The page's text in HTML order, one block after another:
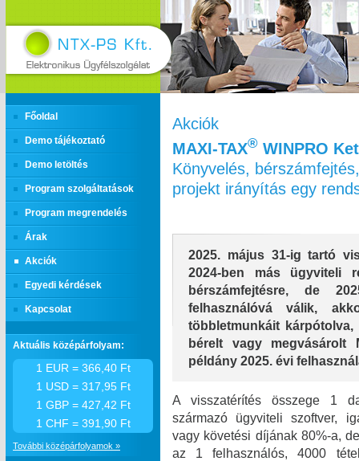
Főoldal
Demo tájékoztató
Demo letöltés
Program szolgáltatások
Program megrendelés
Árak
Akciók
Egyedi kérdések
Kapcsolat
Akciók
MAXI‑TAX® WINPRO
Könyvelés,
projekt irányítás egy
2025. május 31-ig tartó
2024-ben más ügyviteli
bérszámfejtésre, de
felhasználóvá válik,
többletmunkáit
bérelt vagy megvásárolt
példány 2025. évi
A visszatérítés összege 1
származó ügyviteli szoftver,
vagy követési díjának 80%-a,
az 1 felhasználós, 4000
Aktuális középárfolyam:
1 EUR = 366,40 Ft
1 USD = 317,95 Ft
1 GBP = 427,42 Ft
1 CHF = 391,90 Ft
További középárfolyamok »